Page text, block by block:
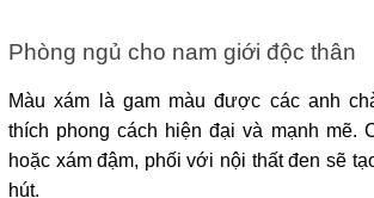
Phòng ngủ cho nam giới độc thân
Màu xám là gam màu được các anh
thích phong cách hiện đại và mạnh mẽ.
hoặc xám đậm, phối với nội thất đen sẽ
hút.